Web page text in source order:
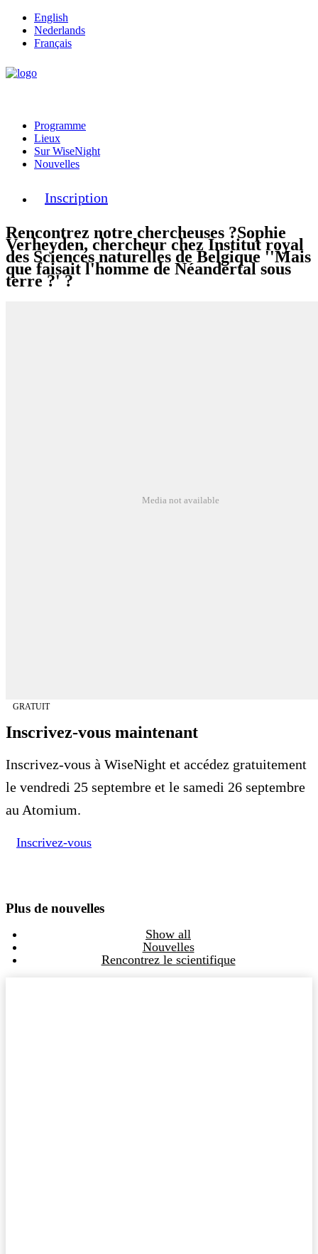
English
Nederlands
Français
Programme
Lieux
Sur WiseNight
Nouvelles
Inscription
Rencontrez notre chercheuses ?Sophie
Verheyden, chercheur chez Institut royal
des Sciences naturelles de Belgique ''Mais
que faisait l'homme de Néandertal sous
terre ?' ?️
Media not available
GRATUIT
Inscrivez-vous maintenant
Inscrivez-vous à WiseNight et accédez gratuitement
le vendredi 25 septembre et le samedi 26 septembre
au Atomium.
Inscrivez-vous
Plus de nouvelles
Show all
Nouvelles
Rencontrez le scientifique